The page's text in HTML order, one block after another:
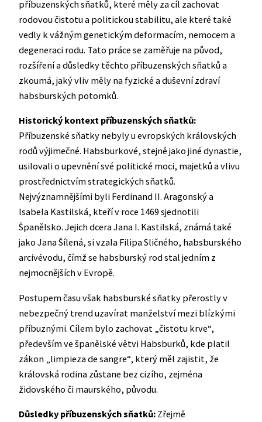
příbuzenských sňatků, které měly za cíl zachovat
rodovou čistotu a politickou stabilitu, ale které také
vedly k vážným genetickým deformacím, nemocem a
degeneraci rodu. Tato práce se zaměřuje na původ,
rozšíření a důsledky těchto příbuzenských sňatků a
zkoumá, jaký vliv měly na fyzické a duševní zdraví
habsburských potomků.
Historický kontext příbuzenských sňatků:
Příbuzenské sňatky nebyly u evropských královských
rodů výjimečné. Habsburkové, stejně jako jiné dynastie,
usilovali o upevnění své politické moci, majetků a vlivu
prostřednictvím strategických sňatků.
Nejvýznamnějšími byli Ferdinand II. Aragonský a
Isabela Kastilská, kteří v roce 1469 sjednotili
Španělsko. Jejich dcera Jana I. Kastilská, známá také
jako Jana Šílená, si vzala Filipa Sličného, habsburského
arcivévodu, čímž se habsburský rod stal jedním z
nejmocnějších v Evropě.
Postupem času však habsburské sňatky přerostly v
nebezpečný trend uzavírat manželství mezi blízkými
příbuznými. Cílem bylo zachovat „čistotu krve“,
především ve španělské větvi Habsburků, kde platil
zákon „limpieza de sangre“, který měl zajistit, že
královská rodina zůstane bez cizího, zejména
židovského či maurského, původu.
Důsledky příbuzenských sňatků: Zřejmě